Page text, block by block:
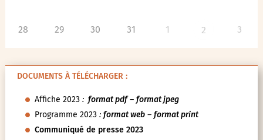
28 29 30 31 1 2 3
DOCUMENTS À TÉLÉCHARGER :
Affiche 2023: format pdf– format jpeg
Programme 2023 : format web– format print
Communiqué de presse 2023